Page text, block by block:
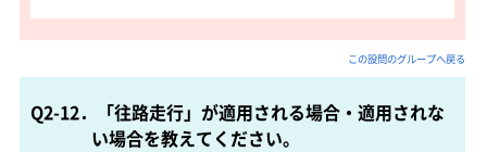
この設問のグループへ戻る
Q2-12．「往路走行」が適用される場合・適用されな
い場合を教えてください。